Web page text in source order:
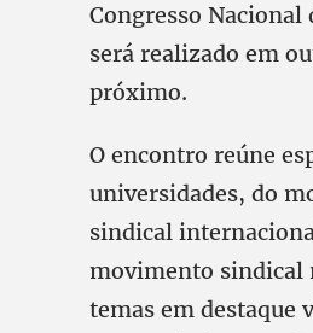
Congresso Nacional
será realizado em
próximo.
O encontro reúne
universidades, do
sindical
movimento sindical
temas em destaque